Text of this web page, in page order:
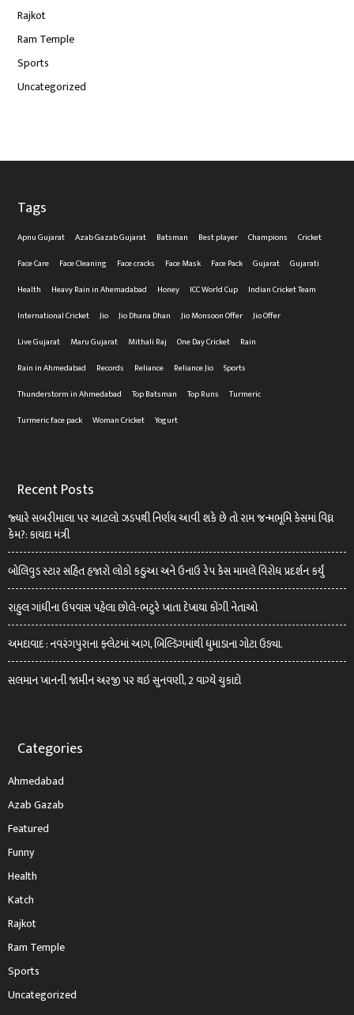
Rajkot
Ram Temple
Sports
Uncategorized
Tags
Apnu Gujarat Azab Gazab Gujarat Batsman Best player Champions
Cricket
Face Care
Face Cleaning Face cracks Face Mask Face Pack Gujarat
Gujarati
Health
Heavy Rain in Ahemadabad Honey ICC World Cup
Indian Cricket Team
International Cricket
Jio Jio Dhana Dhan Jio Monsoon Offer
Jio Offer
Live Gujarat
Maru Gujarat Mithali Raj One Day Cricket
Rain
Rain in Ahmedabad
Records Reliance Reliance Jio
Sports
Thunderstorm in Ahmedabad
Top Batsman Top Runs
Turmeric
Turmeric face pack
Woman Cricket Yogurt
Recent Posts
જ્યારે સબરીમાલા પર આટલો ઝડપથી નિર્ણય આવી શકે છે તો રામ જન્મભૂમિ કેસમાં વિઘ્ન
કેમ?: કાયદા મંત્રી
બોલિવુડ સ્ટાર સહિત હજારો લોકો કઠુઆ અને ઉનાઉ રેપ કેસ મામલે વિરોધ પ્રદર્શન કર્યું
રાહુલ ગાંધીના ઉપવાસ પહેલા છોલે-ભટુરે ખાતા દેખાયા કોંગી નેતાઓ
અમદાવાદ : નવરંગપુરાના ફ્લેટમાં આગ, બિલ્ડિંગમાંથી ધુમાડાના ગોટા ઉડ્યા.
સલમાન ખાનની જામીન અરજી પર થઇ સુનવણી, 2 વાગ્યે ચુકાદો
Categories
Ahmedabad
Azab Gazab
Featured
Funny
Health
Katch
Rajkot
Ram Temple
Sports
Uncategorized